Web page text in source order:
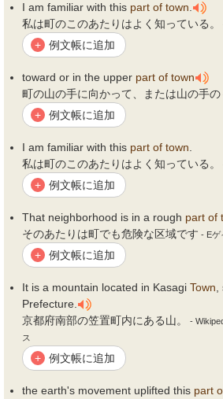
I am familiar with this part of town
私は町のこのあたりはよく知っている。
+ 例文帳に追加
toward or in the upper part of town
町の山の手に向かって、または山の手の
+ 例文帳に追加
I am familiar with this part of town
私は町のこのあたりはよく知っている。
+ 例文帳に追加
That neighborhood is in a rough part of
そのあたりは町でも危険な区域です - Eゲ
+ 例文帳に追加
It is a mountain located in Kasagi Town
Prefecture.
京都府南部の笠置町内にある山。
-
ス
+ 例文帳に追加
the earth's movement uplifted this part